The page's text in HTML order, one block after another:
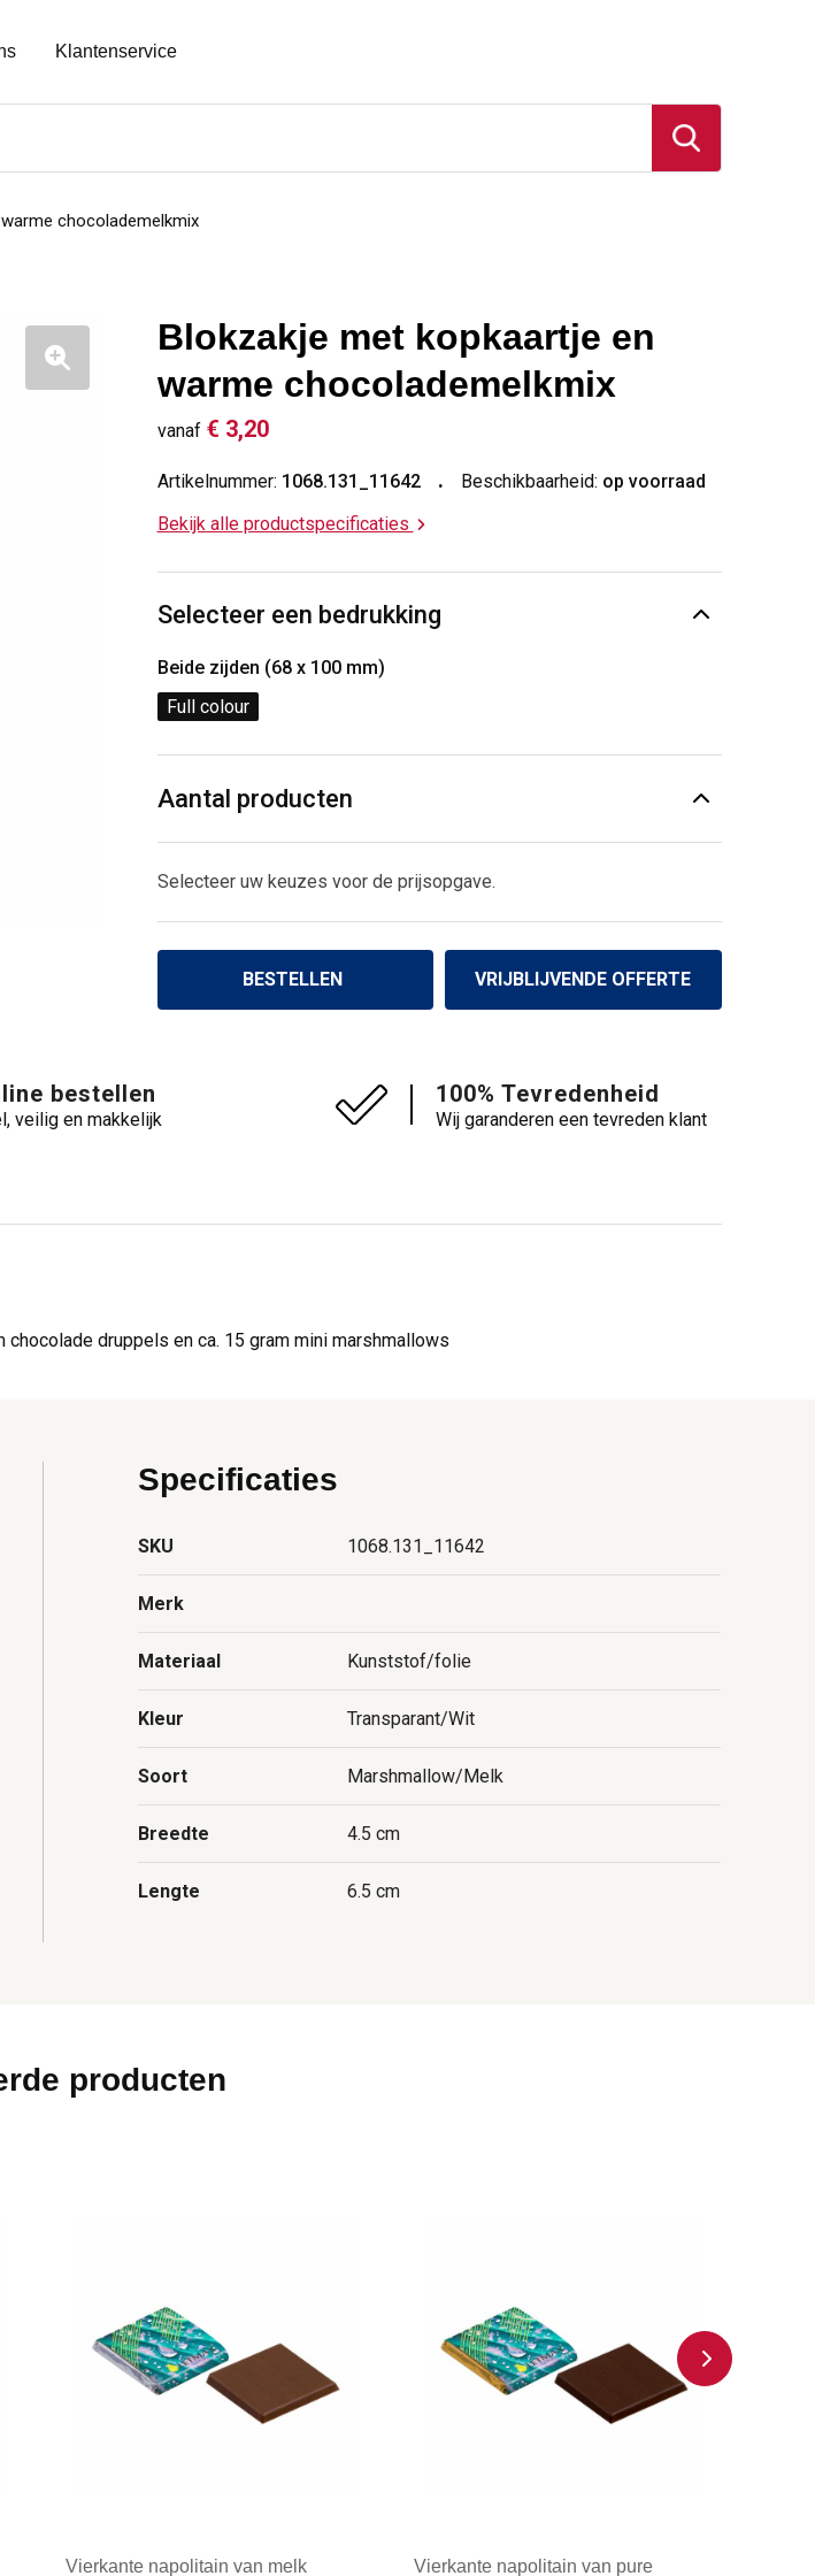
Klantenservice
chocolademelkmix
Blokzakje met kopkaartje en
warme chocolademelkmix
vanaf € 3,20
Artikelnummer: 1068.131_11642 Beschikbaarheid: op voorraad
Bekijk alle productspecificaties
Selecteer een bedrukking
Beide zijden (68 x 100 mm)
Full colour
Aantal producten
Selecteer uw keuzes voor de prijsopgave.
BESTELLEN VRIJBLIJVENDE OFFERTE
bestellen
veilig en makkelijk
100% Tevredenheid
Wij garanderen een tevreden klant
druppels en ca. 15 gram mini marshmallows
Specificaties
SKU 1068.131_11642
Merk
Materiaal Kunststof/folie
Kleur Transparant/Wit
Soort Marshmallow/Melk
Breedte 4.5 cm
Lengte 6.5 cm
producten
Vierkante napolitain van melk Vierkante napolitain van pure